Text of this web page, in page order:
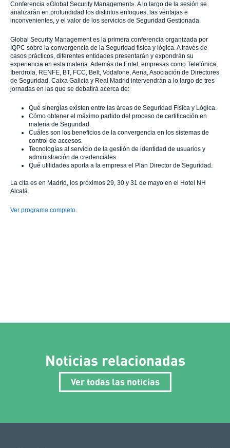
Conferencia «Global Security Management». A lo largo de la sesión se
analizarán en profundidad los distintos enfoques, las ventajas e
inconvenientes, y el valor de los servicios de Seguridad Gestionada.
Global Security Management es la primera conferencia organizada por
IQPC sobre la convergencia de la Seguridad física y lógica. A través de
casos prácticos, diferentes entidades presentarán y expondrán su
experiencia en esta materia. Además de Entel, empresas como Telefónica,
Iberdrola, RENFE, BT, FCC, Belt, Vodafone, Aena, Asociación de Directores
de Seguridad, Caixa Galicia y Real Madrid intervendrán a lo largo de tres
jornadas en las que se debatirá acerca de:
Qué sinergias existen entre las áreas de Seguridad Física y Lógica.
Cómo obtener el máximo partido del proceso de certificación en
materia de Seguridad.
Cuáles son los beneficios de la convergencia en los sistemas de
control de accesos.
Tecnologías al servicio de la gestión de identidad de usuarios y
administración de credenciales.
Qué utilidades aporta a la empresa el Plan Director de Seguridad.
La cita es en Madrid, los próximos 29, 30 y 31 de mayo en el Hotel NH
Alcalá.
Ver programa completo.
Noticias relacionadas
Ver todas las noticias